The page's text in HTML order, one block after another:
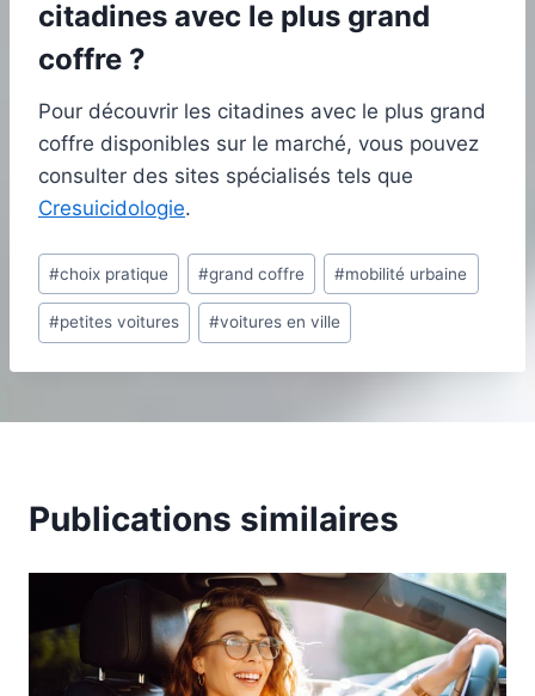
citadines avec le plus grand
coffre ?
Pour découvrir les citadines avec le plus grand
coffre disponibles sur le marché, vous pouvez
consulter des sites spécialisés tels que
Cresuicidologie.
Étiquettes
de
la
#choix pratique #grand coffre #mobilité urbaine
#petites voitures #voitures en ville
Publications similaires